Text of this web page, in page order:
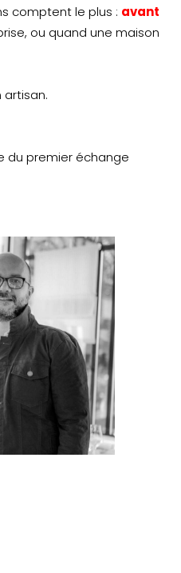
comptent le plus : avant
ou quand une maison
artisan.
du premier échange